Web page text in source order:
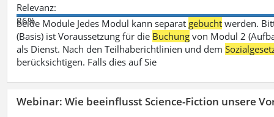
Relevanz:
86%
beide Module Jedes Modul kann separat gebucht werden.
(Basis) ist Voraussetzung für die Buchung von Modul 2
als Dienst. Nach den Teilhaberichtlinien und dem
berücksichtigen. Falls dies auf Sie
Webinar: Wie beeinflusst Science-Fiction unsere